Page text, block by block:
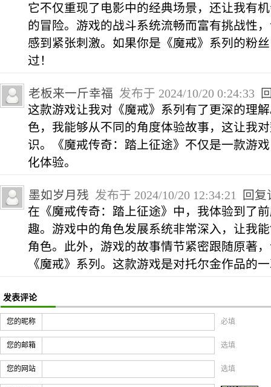
它不仅重现了电影中的经典场景，还让我有
的冒险。游戏的战斗系统流畅而富有挑战性
感到紧张刺激。如果你是《魔戒》系列的粉
过！
老板来一斤幸福 发布于 2024/10/20 0:24:33
这款游戏让我对《魔戒》系列有了更深的理
色，我能够从不同的角度体验故事，这让我
识。《魔戒传奇：踏上征途》不仅是一款游
化体验。
墨如岁月残 发布于 2024/10/20 12:34:21
回复
在《魔戒传奇：踏上征途》中，我体验到了
趣。游戏中的角色发展系统非常深入，让我
角色。此外，游戏的故事情节紧密跟随原著
《魔戒》系列。这款游戏是对托尔金作品的
发表评论
您的昵称 必填
您的邮箱 选填
您的网站 选填